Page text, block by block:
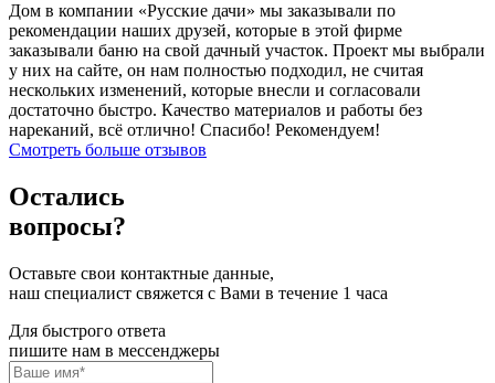
Дом в компании «Русские дачи» мы заказывали по
рекомендации наших друзей, которые в этой фирме
заказывали баню на свой дачный участок. Проект мы выбрали
у них на сайте, он нам полностью подходил, не считая
нескольких изменений, которые внесли и согласовали
достаточно быстро. Качество материалов и работы без
нареканий, всё отлично! Спасибо! Рекомендуем!
Смотреть больше отзывов
Остались
вопросы?
Оставьте свои контактные данные,
наш специалист свяжется с Вами в течение 1 часа
Для быстрого ответа
пишите нам в мессенджеры